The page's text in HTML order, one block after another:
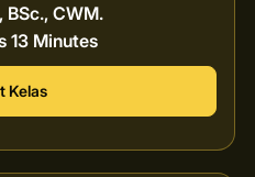
BSc., CWM.
13 Minutes
Kelas